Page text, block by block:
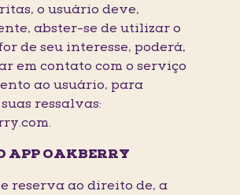
o usuário deve,
abster-se de utilizar o
de seu interesse, poderá,
em contato com o serviço
ao usuário, para
ressalvas:
APP OAKBERRY
reserva ao direito de, a